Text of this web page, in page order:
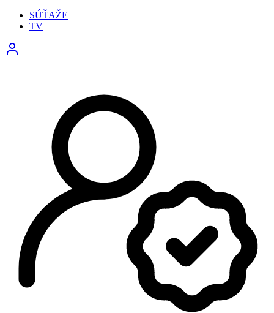
SÚŤAŽE
TV